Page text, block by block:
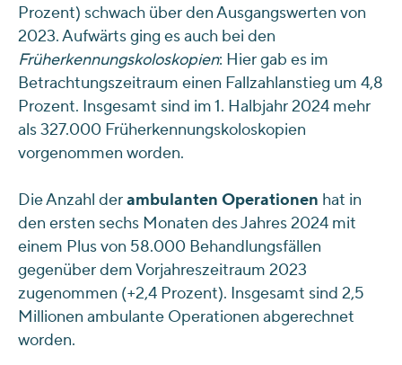
Prozent) schwach über den Ausgangswerten von
2023. Aufwärts ging es auch bei den
Früherkennungskoloskopien: Hier gab es im
Betrachtungszeitraum einen Fallzahlanstieg um 4,8
Prozent. Insgesamt sind im 1. Halbjahr 2024 mehr
als 327.000 Früherkennungskoloskopien
vorgenommen worden.
Die Anzahl derambulanten Operationen hat in
den ersten sechs Monaten des Jahres 2024 mit
einem Plus von 58.000 Behandlungsfällen
gegenüber dem Vorjahreszeitraum 2023
zugenommen (+2,4 Prozent). Insgesamt sind 2,5
Millionen ambulante Operationen abgerechnet
worden.